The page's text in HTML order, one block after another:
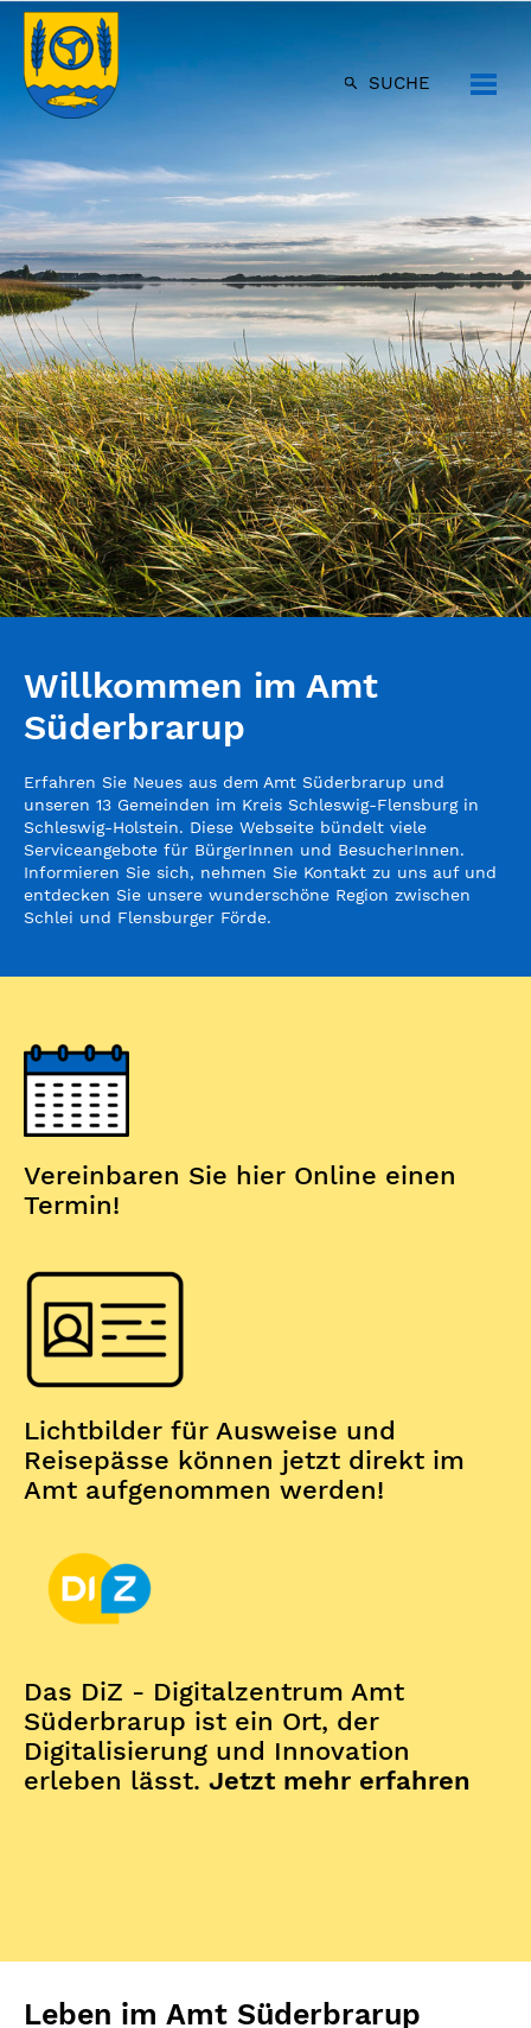
SUCHE
Willkommen im Amt
Süderbrarup
Erfahren Sie Neues aus dem Amt Süderbrarup und
unseren 13 Gemeinden im Kreis Schleswig-Flensburg in
Schleswig-Holstein. Diese Webseite bündelt viele
Serviceangebote für BürgerInnen und BesucherInnen.
Informieren Sie sich, nehmen Sie Kontakt zu uns auf und
entdecken Sie unsere wunderschöne Region zwischen
Schlei und Flensburger Förde.
Vereinbaren Sie hier Online einen
Termin!
Lichtbilder für Ausweise und
Reisepässe können jetzt direkt im
Amt aufgenommen werden!
Das DiZ - Digitalzentrum Amt
Süderbrarup ist ein Ort, der
Digitalisierung und Innovation
erleben lässt. Jetzt mehr erfahren
Leben im Amt Süderbrarup